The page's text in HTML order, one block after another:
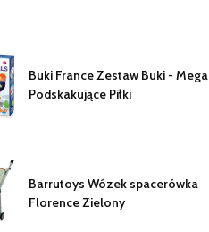
Buki France Zestaw Buki - Mega
Podskakujące Piłki
Barrutoys Wózek spacerówka
Florence Zielony